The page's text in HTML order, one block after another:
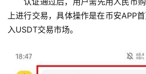
上进行交易，具体操作是在币安APP
入USDT交易市场。